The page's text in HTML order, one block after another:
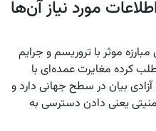
مورد نیاز آن‌ها
موثر با تروریسم و جرایم
طلب کرده مغایرت عمده‌ای با
بیان در سطح جهانی دارد و
یعنی دادن دسترسی به